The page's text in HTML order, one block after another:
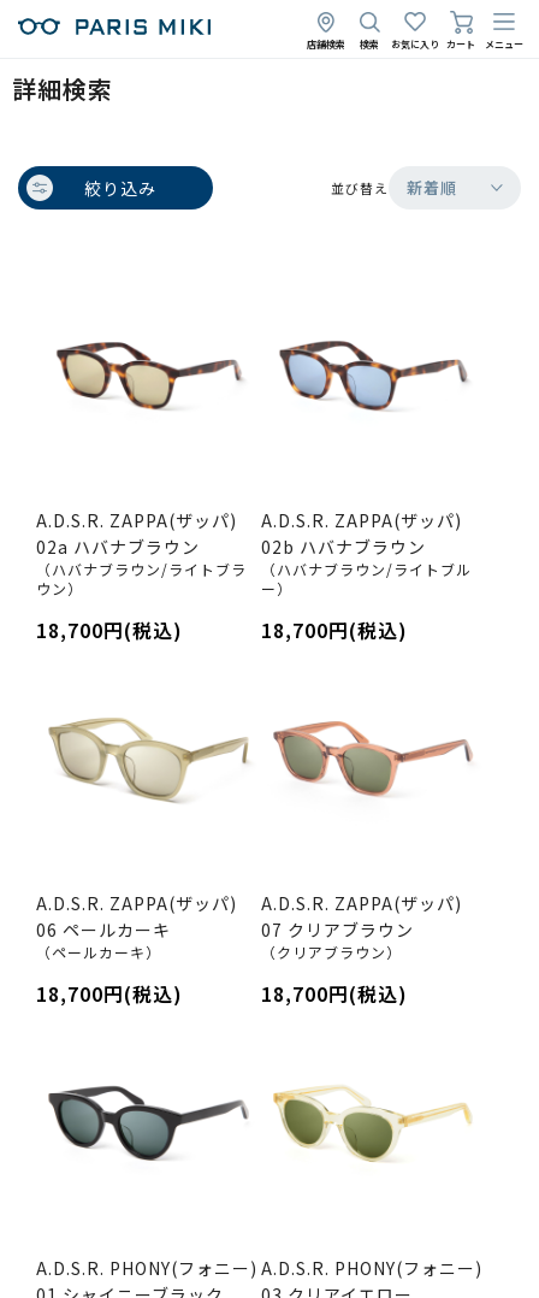
店舗検索 検索 お気に入り カート メニュー
詳細検索
絞り込み 並び替え 新着順
A.D.S.R. ZAPPA(ザッパ)
02a ハバナブラウン
（ハバナブラウン/ライトブラ
ウン）
18,700円(税込)
A.D.S.R. ZAPPA(ザッパ)
02b ハバナブラウン
（ハバナブラウン/ライトブル
ー）
18,700円(税込)
A.D.S.R. ZAPPA(ザッパ)
06 ペールカーキ
（ペールカーキ）
18,700円(税込)
A.D.S.R. ZAPPA(ザッパ)
07 クリアブラウン
（クリアブラウン）
18,700円(税込)
A.D.S.R. PHONY(フォニー) A.D.S.R. PHONY(フォニー)